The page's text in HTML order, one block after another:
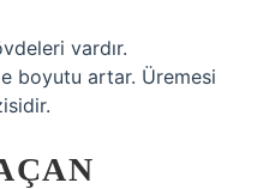
vardır.
boyutu artar. Üremesi